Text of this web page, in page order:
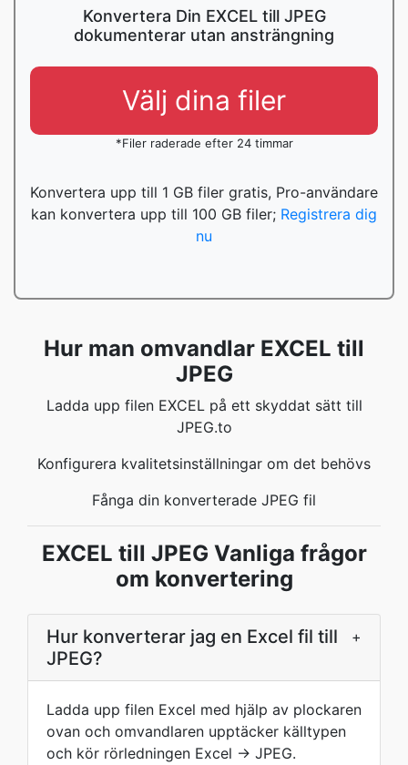
Konvertera Din EXCEL till JPEG
dokumenterar utan ansträngning
Välj dina filer
*Filer raderade efter 24 timmar
Konvertera upp till 1 GB filer gratis, Pro-användare
kan konvertera upp till 100 GB filer; Registrera dig
nu
Hur man omvandlar EXCEL till
JPEG
Ladda upp filen EXCEL på ett skyddat sätt till
JPEG.to
Konfigurera kvalitetsinställningar om det behövs
Fånga din konverterade JPEG fil
EXCEL till JPEG Vanliga frågor
om konvertering
Hur konverterar jag en Excel fil till
JPEG?
+
Ladda upp filen Excel med hjälp av plockaren
ovan och omvandlaren upptäcker källtypen
och kör rörledningen Excel → JPEG.